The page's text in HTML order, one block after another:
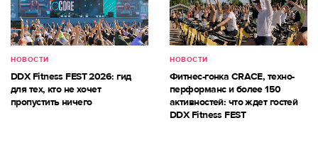
НОВОСТИ
DDX Fitness FEST 2026: гид
для тех, кто не хочет
пропустить ничего
НОВОСТИ
Фитнес-гонка CRACE, техно-
перформанс и более 150
активностей: что ждет гостей
DDX Fitness FEST